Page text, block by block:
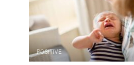
POSITIVE